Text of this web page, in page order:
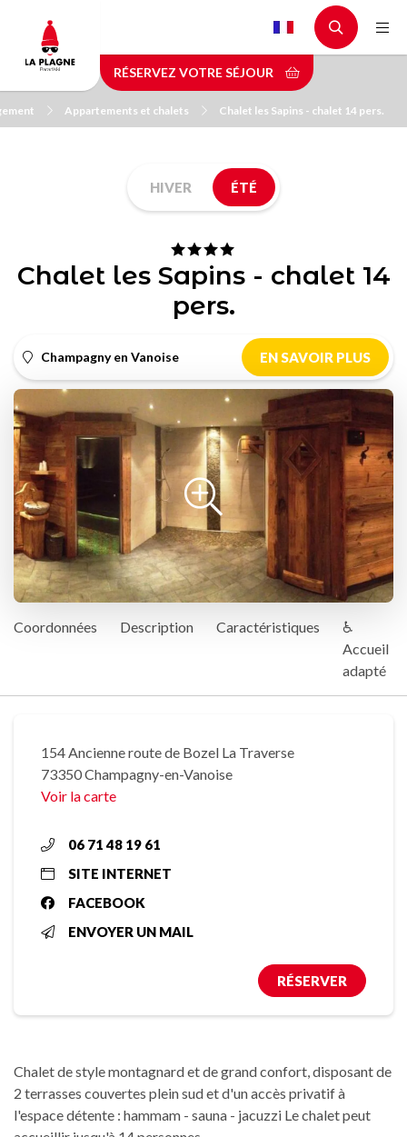
contenu
principal
RÉSERVEZ VOTRE SÉJOUR
Appartements et chalets Chalet les Sapins - chalet 14 pers.
HIVER ÉTÉ
Chalet les Sapins - chalet 14
pers.
Champagny en Vanoise EN SAVOIR PLUS
Coordonnées Description Caractéristiques
♿
Accueil
adapté
154 Ancienne route de Bozel La Traverse
73350 Champagny-en-Vanoise
Voir la carte
06 71 48 19 61
SITE INTERNET
FACEBOOK
ENVOYER UN MAIL
RÉSERVER
Chalet de style montagnard et de grand confort, disposant de
2 terrasses couvertes plein sud et d'un accès privatif à
l'espace détente : hammam - sauna - jacuzzi Le chalet peut